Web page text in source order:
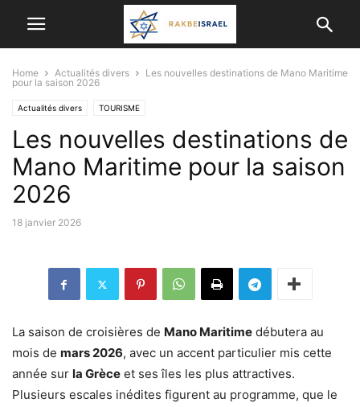
Home Actualités divers
Les nouvelles destinations de Mano Maritime
pour la saison 2026
Actualités divers TOURISME
Les nouvelles destinations de
Mano Maritime pour la saison
2026
18 janvier 2026
La saison de croisières de Mano Maritime débutera au
mois de mars 2026, avec un accent particulier mis cette
année sur la Grèce et ses îles les plus attractives.
Plusieurs escales inédites figurent au programme, que le